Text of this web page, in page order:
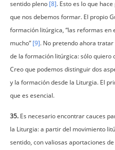
sentido pleno [8]. Esto es lo que
que nos debemos formar. El propio
formación litúrgica, “las reformas en
mucho” [9]. No pretendo ahora
de la formación litúrgica: sólo quiero
Creo que podemos distinguir dos
y la formación desde la Liturgia. El
que es esencial.
35. Es necesario encontrar cauces
la Liturgia: a partir del movimiento
sentido, con valiosas aportaciones